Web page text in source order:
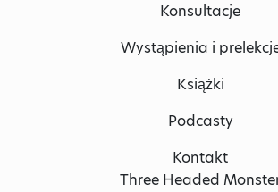
Konsultacje
Wystąpienia i
Książki
Podcasty
Kontakt
Three Headed